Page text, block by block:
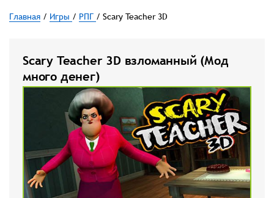
Главная / Игры / РПГ / Scary Teacher 3D
Scary Teacher 3D взломанный (Мод
много денег)